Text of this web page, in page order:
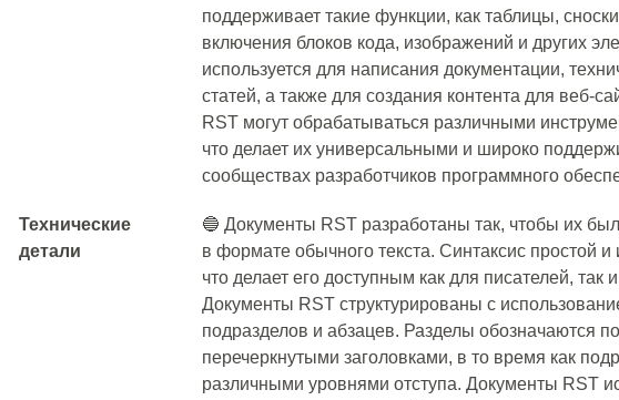
поддерживает такие функции, как таблицы,
включения блоков кода, изображений и других
используется для написания документации,
статей, а также для создания контента для веб-
RST могут обрабатываться различными
что делает их универсальными и широко
сообществах разработчиков программного
Технические
детали
🔵 Документы RST разработаны так, чтобы их
в формате обычного текста. Синтаксис простой и
что делает его доступным как для писателей, так
Документы RST структурированы с
подразделов и абзацев. Разделы обозначаются
перечеркнутыми заголовками, в то время как
различными уровнями отступа. Документы RST